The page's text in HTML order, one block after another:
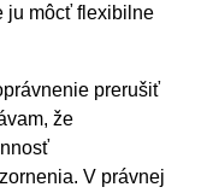
ju môcť flexibilne
prerušiť
že
V právnej